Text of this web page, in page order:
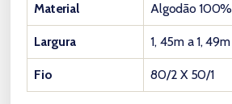
Material Algodão 100%
Largura 1, 45m a 1, 49m
Fio 80/2 X 50/1